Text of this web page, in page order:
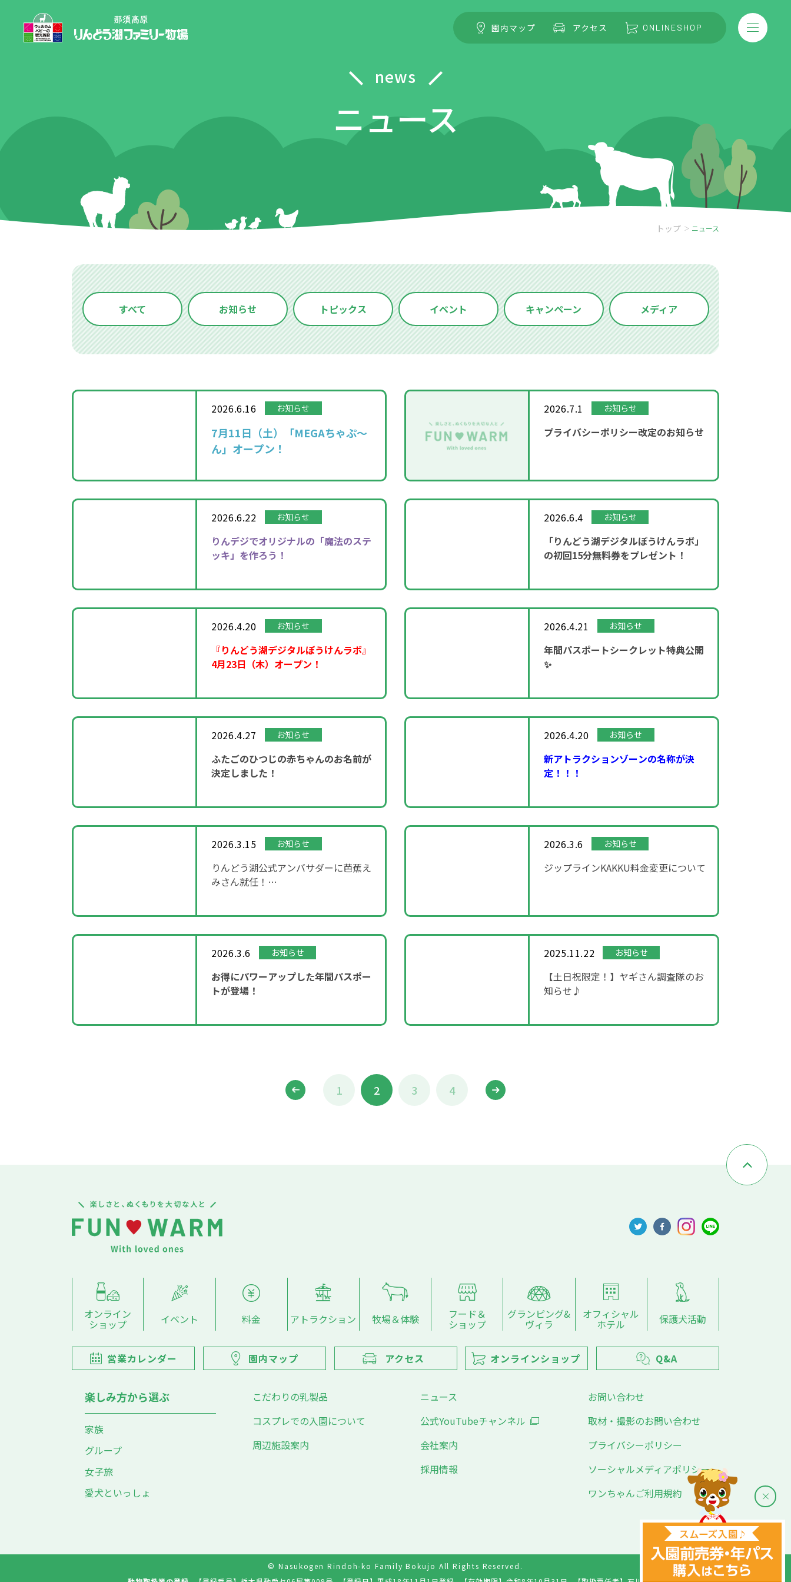
園内マップ アクセス ONLINESHOP
news
ニュース
トップ ニュース
すべて お知らせ トピックス イベント キャンペーン メディア
2026.6.16 お知らせ
7月11日（土）「MEGAちゃぷ～
ん」オープン！
2026.7.1 お知らせ
プライバシーポリシー改定のお知らせ
2026.6.22 お知らせ
りんデジでオリジナルの「魔法のステ
ッキ」を作ろう！
2026.6.4 お知らせ
「りんどう湖デジタルぼうけんラボ」
の初回15分無料券をプレゼント！
2026.4.20 お知らせ
『りんどう湖デジタルぼうけんラボ』
4月23日（木）オープン！
2026.4.21 お知らせ
年間パスポートシークレット特典公開
✨
2026.4.27 お知らせ
ふたごのひつじの赤ちゃんのお名前が
決定しました！
2026.4.20 お知らせ
新アトラクションゾーンの名称が決
定！！！
2026.3.15 お知らせ
りんどう湖公式アンバサダーに芭蕉え
みさん就任！
2026.3.6 お知らせ
ジップラインKAKKU料金変更について
2026.3.6 お知らせ
お得にパワーアップした年間パスポー
トが登場！
2025.11.22 お知らせ
【土日祝限定！】ヤギさん調査隊のお
知らせ♪
1 2 3 4
オンライン
ショップ イベント 料金 アトラクション 牧場＆体験 フード＆
ショップ
グランピング&
ヴィラ
オフィシャル
ホテル 保護犬活動
営業カレンダー 園内マップ アクセス オンラインショップ Q&A
楽しみ方から選ぶ
家族
グループ
女子旅
愛犬といっしょ
こだわりの乳製品
コスプレでの入園について
周辺施設案内
ニュース
公式YouTubeチャンネル
会社案内
採用情報
お問い合わせ
取材・撮影のお問い合わせ
プライバシーポリシー
ソーシャルメディアポリシー
ワンちゃんご利用規約
© Nasukogen Rindoh-ko Family Bokujo All Rights Reserved.